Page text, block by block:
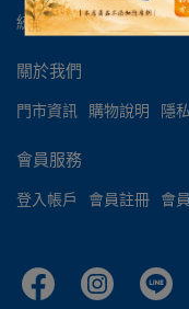
統一編號：54038496
關於我們
門市資訊 購物說明 隱
會員服務
登入帳戶 會員註冊 會